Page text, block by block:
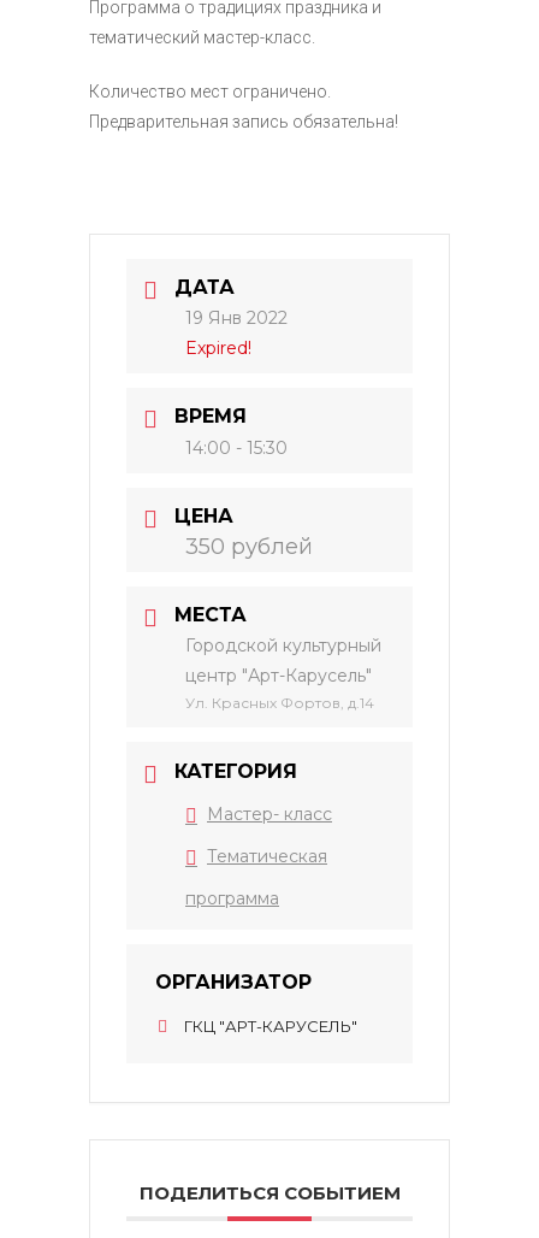
Программа о традициях праздника и
тематический мастер-класс.
Количество мест ограничено.
Предварительная запись обязательна!
ДАТА
19 Янв 2022
Expired!
ВРЕМЯ
14:00 - 15:30
ЦЕНА
350 рублей
МЕСТА
Городской культурный
центр "Арт-Карусель"
Ул. Красных Фортов, д.14
КАТЕГОРИЯ
Мастер- класс
Тематическая
программа
ОРГАНИЗАТОР
ГКЦ "АРТ-КАРУСЕЛЬ"
ПОДЕЛИТЬСЯ СОБЫТИЕМ